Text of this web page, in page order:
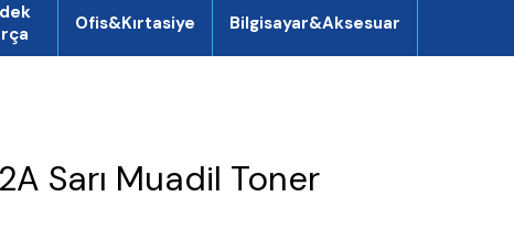
Ofis&Kırtasiye Bilgisayar&Aksesuar
Sarı Muadil Toner